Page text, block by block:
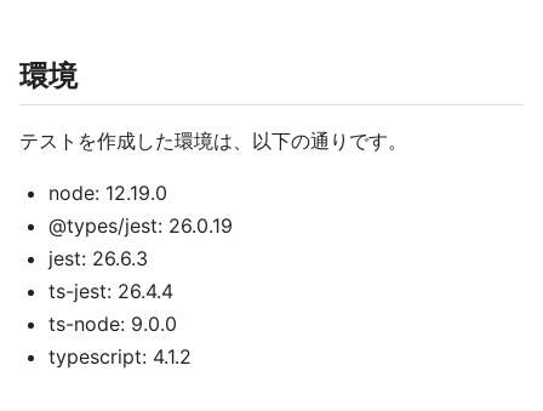
環境
テストを作成した環境は、以下の通りです。
node: 12.19.0
@types/jest: 26.0.19
jest: 26.6.3
ts-jest: 26.4.4
ts-node: 9.0.0
typescript: 4.1.2